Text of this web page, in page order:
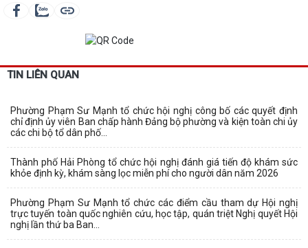
TIN LIÊN QUAN
Phường Phạm Sư Mạnh tổ chức hội nghị công bố các quyết định
chỉ định ủy viên Ban chấp hành Đảng bộ phường và kiện toàn chi ủy
các chi bộ tổ dân phố...
Thành phố Hải Phòng tổ chức hội nghị đánh giá tiến độ khám sức
khỏe định kỳ, khám sàng lọc miễn phí cho người dân năm 2026
Phường Phạm Sư Mạnh tổ chức các điểm cầu tham dự Hội nghị
trực tuyến toàn quốc nghiên cứu, học tập, quán triệt Nghị quyết Hội
nghị lần thứ ba Ban...